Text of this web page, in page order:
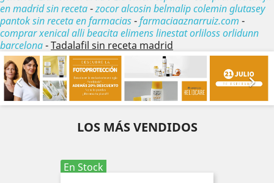
en madrid sin receta-zocor alcosin belmalip colemin glutasey
pantok sin receta en farmacias-farmaciaaznarruiz.com -
comprar xenical alli beacita elimens linestat orliloss orlidunn
barcelona-Tadalafil sin receta madrid

Anterior

LOS MÁS VENDIDOS
En Stock